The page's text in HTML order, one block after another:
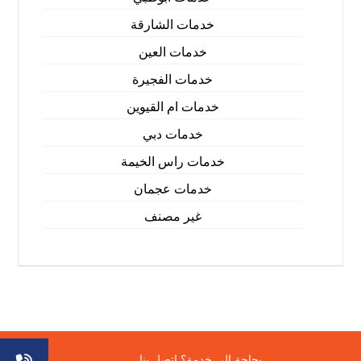
خدمات الشارقة
خدمات العين
خدمات الفجيرة
خدمات ام القيوين
خدمات دبي
خدمات راس الخيمة
خدمات عجمان
غير مصنف